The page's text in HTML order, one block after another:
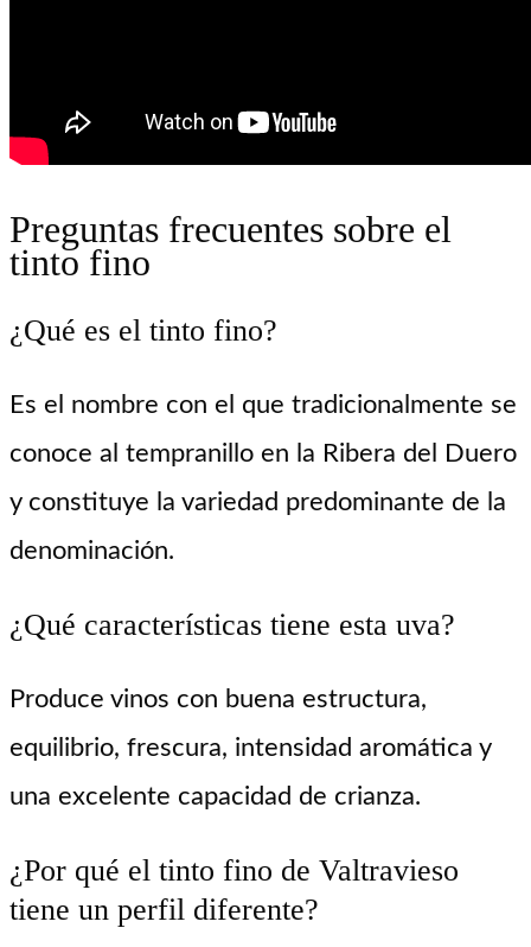
Preguntas frecuentes sobre el
tinto fino
¿Qué es el tinto fino?
Es el nombre con el que tradicionalmente se
conoce al tempranillo en la Ribera del Duero
y constituye la variedad predominante de la
denominación.
¿Qué características tiene esta uva?
Produce vinos con buena estructura,
equilibrio, frescura, intensidad aromática y
una excelente capacidad de crianza.
¿Por qué el tinto fino de Valtravieso
tiene un perfil diferente?